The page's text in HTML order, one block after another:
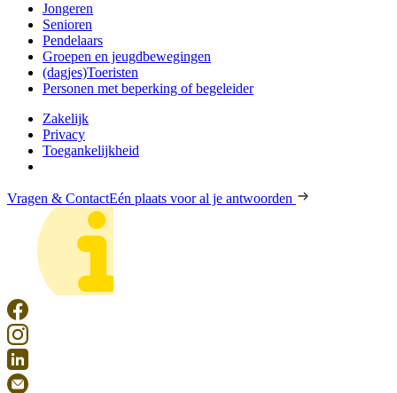
Jongeren
Senioren
Pendelaars
Groepen en jeugdbewegingen
(dagjes)Toeristen
Personen met beperking of begeleider
Zakelijk
Privacy
Toegankelijkheid
Vragen & ContactEén plaats voor al je antwoorden